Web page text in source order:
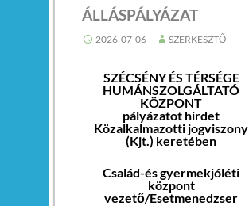
ÁLLÁSPÁLYÁZAT
2026-07-06 SZERKESZTŐ
SZÉCSÉNY ÉS TÉRSÉGE
HUMÁNSZOLGÁLTATÓ
KÖZPONT
pályázatot hirdet
Közalkalmazotti jogviszony
(Kjt.) keretében
Család-és gyermekjóléti
központ
vezető/Esetmenedzser
navigációja